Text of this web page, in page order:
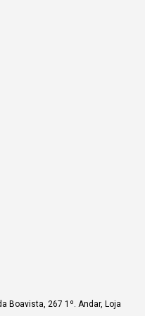
Boavista, 267 1º. Andar, Loja